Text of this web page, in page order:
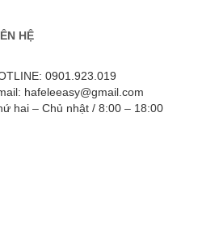
HỆ
0901.923.019
hafeleeasy@gmail.com
hai – Chủ nhật / 8:00 – 18:00